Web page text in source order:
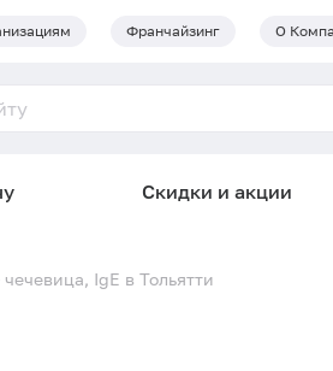
Франчайзинг О
Скидки и акции
IgE в Тольятти